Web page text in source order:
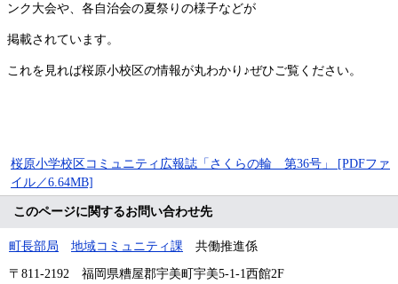
ンク大会や、各自治会の夏祭りの様子などが
掲載されています。
これを見れば桜原小校区の情報が丸わかり♪ぜひご覧ください。
桜原小学校区コミュニティ広報誌「さくらの輪 第36号」 [PDFファ
イル／6.64MB]
このページに関するお問い合わせ先
町長部局 地域コミュニティ課 共働推進係
〒811-2192
福岡県糟屋郡宇美町宇美5-1-1西館2F